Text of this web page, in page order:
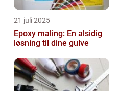
21 juli 2025
Epoxy maling: En alsidig
løsning til dine gulve